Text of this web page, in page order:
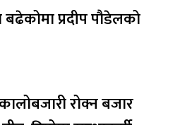
प्रदीप पौडेलको
रोक्न बजार